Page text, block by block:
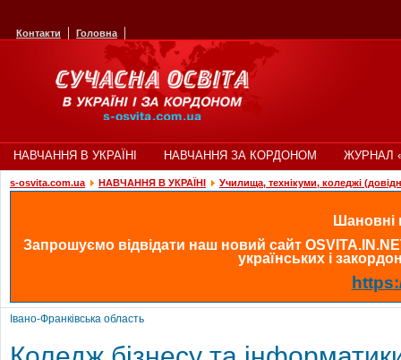
Контакти Головна
НАВЧАННЯ В УКРАЇНІ НАВЧАННЯ ЗА КОРДОНОМ ЖУРНАЛ
s-osvita.com.ua НАВЧАННЯ В УКРАЇНІ Училища, технікуми, коледжі
Шановні
Запрошуємо відвідати наш новий сайт
українських і
Івано-Франківська область